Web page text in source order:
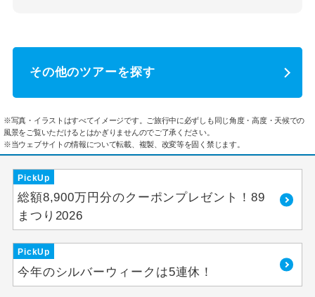
その他のツアーを探す
※写真・イラストはすべてイメージです。ご旅行中に必ずしも同じ角度・高度・天候での
風景をご覧いただけるとはかぎりませんのでご了承ください。
※当ウェブサイトの情報について転載、複製、改変等を固く禁じます。
PickUp
総額8,900万円分のクーポンプレゼント！89
まつり2026
PickUp
今年のシルバーウィークは5連休！